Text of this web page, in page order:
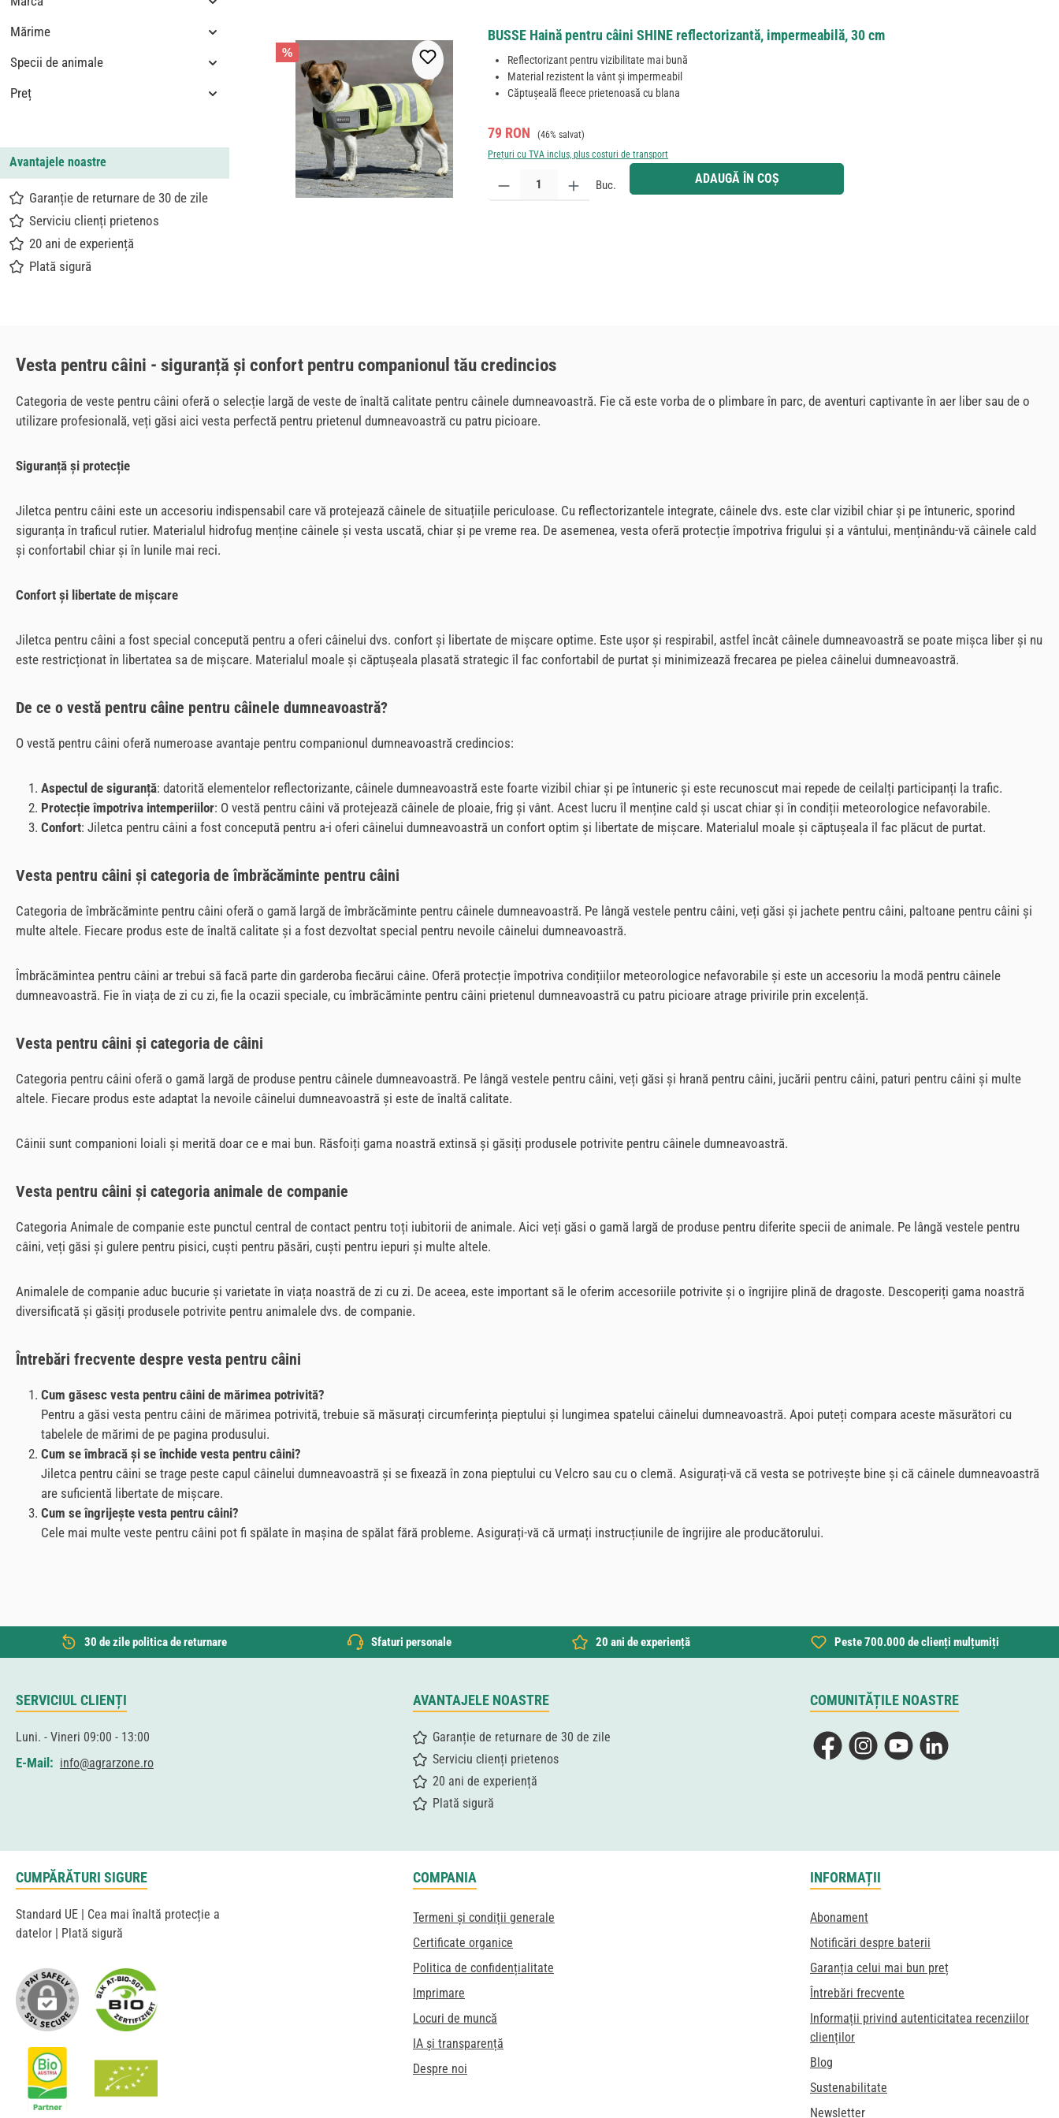
Mărime
Specii de animale
Preț
Avantajele noastre
Garanție de returnare de 30 de zile
Serviciu clienți prietenos
20 ani de experiență
Plată sigură
%
BUSSE Haină pentru câini SHINE reflectorizantă, impermeabilă, 30 cm
Reflectorizant pentru vizibilitate mai bună
Material rezistent la vânt și impermeabil
Căptușeală fleece prietenoasă cu blana
Preț de vânzare:
79 RON Preț obișnuit:
(46% salvat)
Prețuri cu TVA inclus, plus costuri de transport
Cantitate produs: Introduceți cantitatea dorită sau utilizați butoanele pentru a mări sau micșora cantitatea.
Buc. ADAUGĂ ÎN COȘ
Vesta pentru câini - siguranță și confort pentru companionul tău credincios
Categoria de veste pentru câini oferă o selecție largă de veste de înaltă calitate pentru câinele dumneavoastră. Fie că este vorba de o plimbare în parc, de aventuri captivante în aer liber sau de o
utilizare profesională, veți găsi aici vesta perfectă pentru prietenul dumneavoastră cu patru picioare.
Siguranță și protecție
Jiletca pentru câini este un accesoriu indispensabil care vă protejează câinele de situațiile periculoase. Cu reflectorizantele integrate, câinele dvs. este clar vizibil chiar și pe întuneric, sporind
siguranța în traficul rutier. Materialul hidrofug menține câinele și vesta uscată, chiar și pe vreme rea. De asemenea, vesta oferă protecție împotriva frigului și a vântului, menținându-vă câinele cald
și confortabil chiar și în lunile mai reci.
Confort și libertate de mișcare
Jiletca pentru câini a fost special concepută pentru a oferi câinelui dvs. confort și libertate de mișcare optime. Este ușor și respirabil, astfel încât câinele dumneavoastră se poate mișca liber și nu
este restricționat în libertatea sa de mișcare. Materialul moale și căptușeala plasată strategic îl fac confortabil de purtat și minimizează frecarea pe pielea câinelui dumneavoastră.
De ce o vestă pentru câine pentru câinele dumneavoastră?
O vestă pentru câini oferă numeroase avantaje pentru companionul dumneavoastră credincios:
Aspectul de siguranță: datorită elementelor reflectorizante, câinele dumneavoastră este foarte vizibil chiar și pe întuneric și este recunoscut mai repede de ceilalți participanți la trafic.
Protecție împotriva intemperiilor: O vestă pentru câini vă protejează câinele de ploaie, frig și vânt. Acest lucru îl menține cald și uscat chiar și în condiții meteorologice nefavorabile.
Confort: Jiletca pentru câini a fost concepută pentru a-i oferi câinelui dumneavoastră un confort optim și libertate de mișcare. Materialul moale și căptușeala îl fac plăcut de purtat.
Vesta pentru câini și categoria de îmbrăcăminte pentru câini
Categoria de îmbrăcăminte pentru câini oferă o gamă largă de îmbrăcăminte pentru câinele dumneavoastră. Pe lângă vestele pentru câini, veți găsi și jachete pentru câini, paltoane pentru câini și
multe altele. Fiecare produs este de înaltă calitate și a fost dezvoltat special pentru nevoile câinelui dumneavoastră.
Îmbrăcămintea pentru câini ar trebui să facă parte din garderoba fiecărui câine. Oferă protecție împotriva condițiilor meteorologice nefavorabile și este un accesoriu la modă pentru câinele
dumneavoastră. Fie în viața de zi cu zi, fie la ocazii speciale, cu îmbrăcăminte pentru câini prietenul dumneavoastră cu patru picioare atrage privirile prin excelență.
Vesta pentru câini și categoria de câini
Categoria pentru câini oferă o gamă largă de produse pentru câinele dumneavoastră. Pe lângă vestele pentru câini, veți găsi și hrană pentru câini, jucării pentru câini, paturi pentru câini și multe
altele. Fiecare produs este adaptat la nevoile câinelui dumneavoastră și este de înaltă calitate.
Câinii sunt companioni loiali și merită doar ce e mai bun. Răsfoiți gama noastră extinsă și găsiți produsele potrivite pentru câinele dumneavoastră.
Vesta pentru câini și categoria animale de companie
Categoria Animale de companie este punctul central de contact pentru toți iubitorii de animale. Aici veți găsi o gamă largă de produse pentru diferite specii de animale. Pe lângă vestele pentru
câini, veți găsi și gulere pentru pisici, cuști pentru păsări, cuști pentru iepuri și multe altele.
Animalele de companie aduc bucurie și varietate în viața noastră de zi cu zi. De aceea, este important să le oferim accesoriile potrivite și o îngrijire plină de dragoste. Descoperiți gama noastră
diversificată și găsiți produsele potrivite pentru animalele dvs. de companie.
Întrebări frecvente despre vesta pentru câini
Cum găsesc vesta pentru câini de mărimea potrivită?
Pentru a găsi vesta pentru câini de mărimea potrivită, trebuie să măsurați circumferința pieptului și lungimea spatelui câinelui dumneavoastră. Apoi puteți compara aceste măsurători cu
tabelele de mărimi de pe pagina produsului.
Cum se îmbracă și se închide vesta pentru câini?
Jiletca pentru câini se trage peste capul câinelui dumneavoastră și se fixează în zona pieptului cu Velcro sau cu o clemă. Asigurați-vă că vesta se potrivește bine și că câinele dumneavoastră
are suficientă libertate de mișcare.
Cum se îngrijește vesta pentru câini?
Cele mai multe veste pentru câini pot fi spălate în mașina de spălat fără probleme. Asigurați-vă că urmați instrucțiunile de îngrijire ale producătorului.
30 de zile politica de returnare Sfaturi personale 20 ani de experiență Peste 700.000 de clienți mulțumiți
SERVICIUL CLIENȚI
Luni. - Vineri 09:00 - 13:00
E-Mail: info@agrarzone.ro
AVANTAJELE NOASTRE
Garanție de returnare de 30 de zile
Serviciu clienți prietenos
20 ani de experiență
Plată sigură
COMUNITĂȚILE NOASTRE
FacebookInstagramYouTubeLinkedIn
CUMPĂRĂTURI SIGURE
Standard UE | Cea mai înaltă protecție a
datelor | Plată sigură
COMPANIA
Termeni și condiții generale
Certificate organice
Politica de confidențialitate
Imprimare
Locuri de muncă
IA și transparență
Despre noi
INFORMAȚII
Abonament
Notificări despre baterii
Garanția celui mai bun preț
Întrebări frecvente
Informații privind autenticitatea recenziilor
clienților
Blog
Sustenabilitate
Newsletter